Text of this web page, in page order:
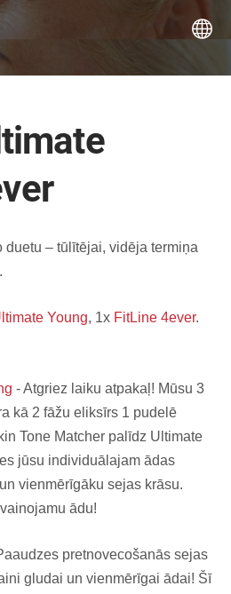
duetu – tūlītējai, vidēja termiņa
Young, 1x FitLine 4ever.
- Atgriez laiku atpakaļ! Mūsu 3
kā 2 fāžu eliksīrs 1 pudelē
Tone Matcher palīdz Ultimate
jūsu individuālajam ādas
vienmērīgāku sejas krāsu.
ādu!
pretnovecošanās sejas
gludai un vienmērīgai ādai! Šī